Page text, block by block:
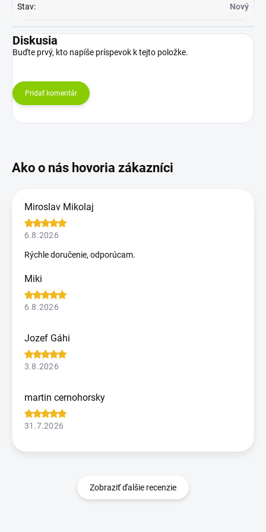
Stav: Nový
Diskusia
Buďte prvý, kto napíše príspevok k tejto položke.
Pridať komentár
Miroslav Mikolaj
6.8.2026
Rýchle doručenie, odporúcam.
Miki
6.8.2026
Jozef Gáhi
3.8.2026
martin cernohorsky
31.7.2026
Zobraziť ďalšie recenzie